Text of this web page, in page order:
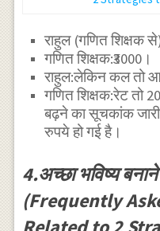
राहुल (गणित शिक्षक
गणित शिक्षक:₹3000।
राहुल:लेकिन कल तो
गणित शिक्षक:रेट तो
बढ़ने का सूचकांक
रुपये हो गई है।
4.अच्छा भविष्य
(Frequently